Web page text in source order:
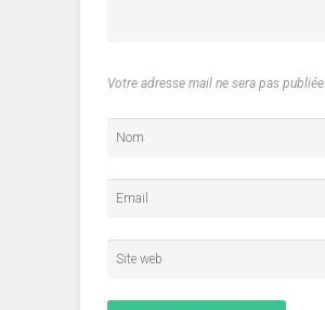
Votre adresse mail ne sera pas publiée.